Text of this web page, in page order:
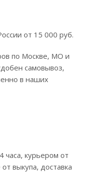
от 15 000 руб.
по Москве, МО и
самовывоз,
в наших
часа, курьером от
выкупа, доставка